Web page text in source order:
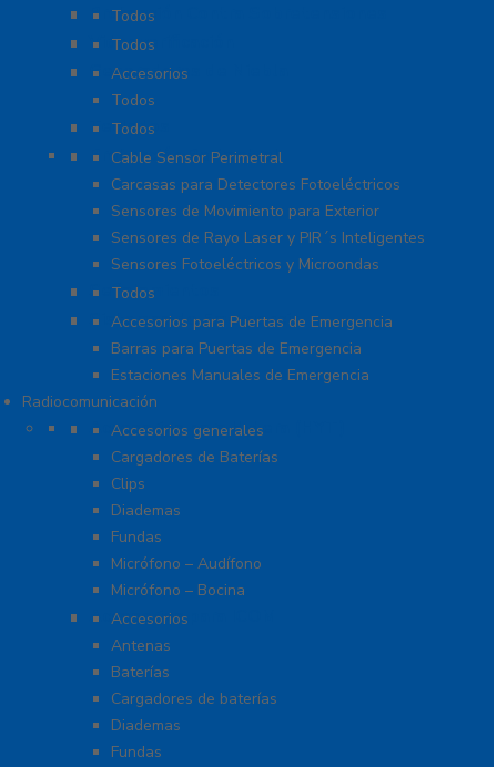
Protección Contra Sobretensiones
Todos
Videoverificación
Todos
Generadores de Niebla
Accesorios
Todos
Teclados
Todos
Protección Perimetral
Cable Sensor Perimetral
Carcasas para Detectores Fotoeléctricos
Sensores de Movimiento para Exterior
Sensores de Rayo Laser y PIR´s Inteligentes
Sensores Fotoeléctricos y Microondas
Señalamientos
Todos
Sistemas de Emergencia
Accesorios para Puertas de Emergencia
Barras para Puertas de Emergencia
Estaciones Manuales de Emergencia
Radiocomunicación
Accesorios para Hytera (HYT)
Accesorios generales
Cargadores de Baterías
Clips
Diademas
Fundas
Micrófono – Audífono
Micrófono – Bocina
Accesorios para ICOM
Accesorios
Antenas
Baterías
Cargadores de baterías
Diademas
Fundas